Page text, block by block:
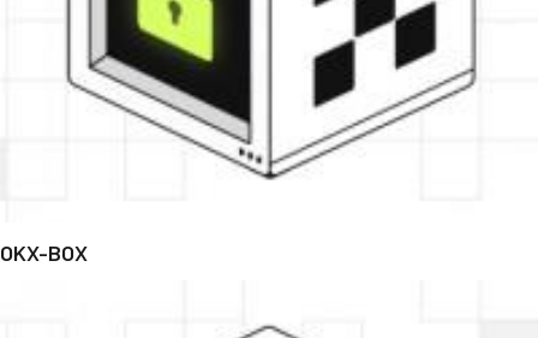
OKX-BOX